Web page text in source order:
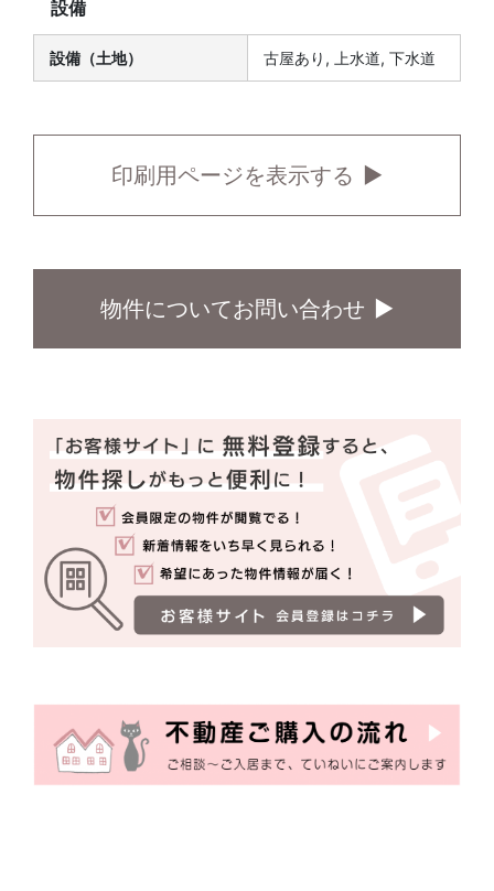
設備
設備（土地） 古屋あり, 上水道, 下水道
印刷用ページを表示する
物件についてお問い合わせ